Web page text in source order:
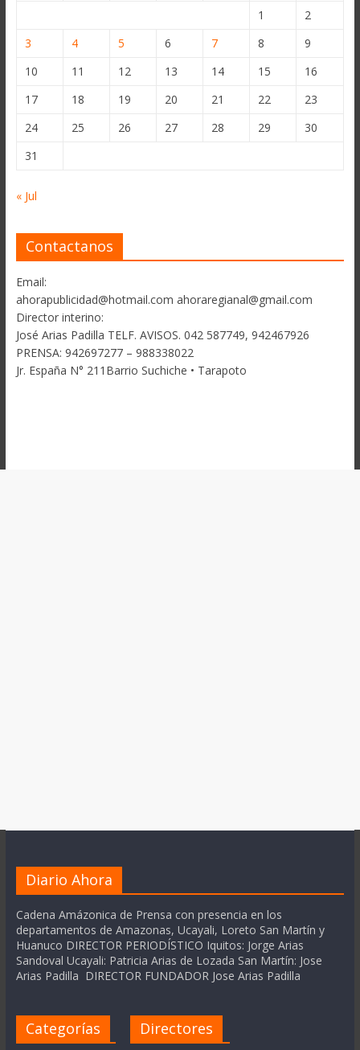
1
2
3
4 5 6 7 8
9
10
11 12 13 14 15
16
17
18 19 20 21 22
23
24
25 26 27 28 29
30
31
« Jul
Contactanos
Email:
ahorapublicidad@hotmail.com ahoraregianal@gmail.com
Director interino:
José Arias Padilla TELF. AVISOS. 042 587749, 942467926
PRENSA: 942697277 – 988338022
Jr. España N° 211Barrio Suchiche • Tarapoto
Diario Ahora
Cadena Amázonica de Prensa con presencia en los
departamentos de Amazonas, Ucayali, Loreto San Martín y
Huanuco DIRECTOR PERIODÍSTICO Iquitos: Jorge Arias
Sandoval Ucayali: Patricia Arias de Lozada San Martín: Jose
Arias Padilla DIRECTOR FUNDADOR Jose Arias Padilla
Categorías Directores